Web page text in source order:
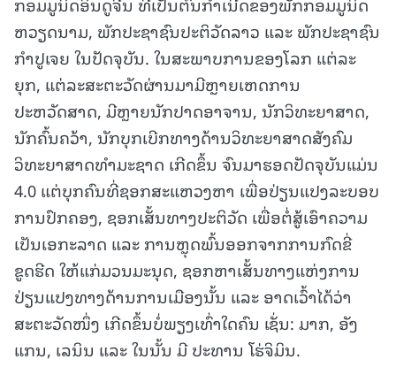
ຫວຽດນາມ, ພັກປະຊາຊົນປະຕິວັດລາວ ແລະ ພັກປະຊາຊົນ
ກໍາປູເຈຍ ໃນປັດຈຸບັນ. ໃນສະພາບການຂອງໂລກ ແຕ່ລະ
ຍຸກ, ແຕ່ລະສະຕະວັດຜ່ານມາມີຫຼາຍເຫດການ
ປະຫວັດສາດ, ມີຫຼາຍນັກປາດອາຈານ, ນັກວິທະຍາສາດ,
ນັກຄົ້ນຄວ້າ, ນັກບຸກເບີກທາງດ້ານວິທະຍາສາດສັງຄົມ
ວິທະຍາສາດທໍາມະຊາດ ເກີດຂຶ້ນ ຈົນມາຮອດປັດຈຸບັນແມ່ນ
4.0 ແຕ່ບຸກຄົນທີ່ຊອກສະແຫວງຫາ ເພື່ອປ່ຽນແປງລະບອບ
ການປົກຄອງ, ຊອກເສັ້ນທາງປະຕິວັດ ເພື່ອຕໍ່ສູ້ເອົາຄວາມ
ເປັນເອກະລາດ ແລະ ການຫຼຸດພົ້ນອອກຈາກການກົດຂີ່
ຂູດຮີດ ໃຫ້ແກ່ມວນມະນຸດ, ຊອກຫາເສັ້ນທາງແຫ່ງການ
ປ່ຽນແປງທາງດ້ານການເມືອງນັ້ນ ແລະ ອາດເວົ້າໄດ້ວ່າ
ສະຕະວັດໜຶ່ງ ເກີດຂຶ້ນບໍ່ພຽງເທົ່າໃດຄົນ ເຊັ່ນ: ມາກ, ອັງ
ແກນ, ເລນິນ ແລະ ໃນນັ້ນ ມີ ປະທານ ໂຮ່ຈິມິນ.